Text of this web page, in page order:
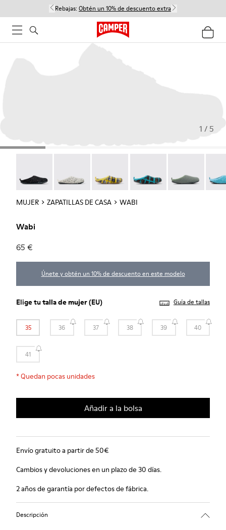
Rebajas: Obtén un 10% de descuento extra
1 / 5
MUJER ZAPATILLAS DE CASA WABI
Wabi
65 €
Únete y obtén un 10% de descuento en este modelo
Elige tutalla de mujer(EU) Guía de tallas
35 36 37 38 39 40
41
*Quedan pocas unidades
Añadir a la bolsa
Envío gratuito a partir de 50€
Cambios y devoluciones en un plazo de 30 días.
2 años de garantía por defectos de fábrica.
Descripción